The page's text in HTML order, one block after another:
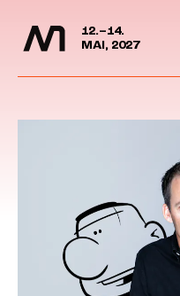
Hopp til hovedinnhold
12.–14.
MAI, 2027